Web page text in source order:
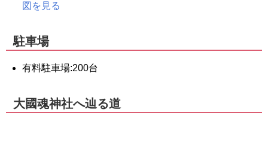
図を見る
駐車場
有料駐車場:200台
大國魂神社へ辿る道